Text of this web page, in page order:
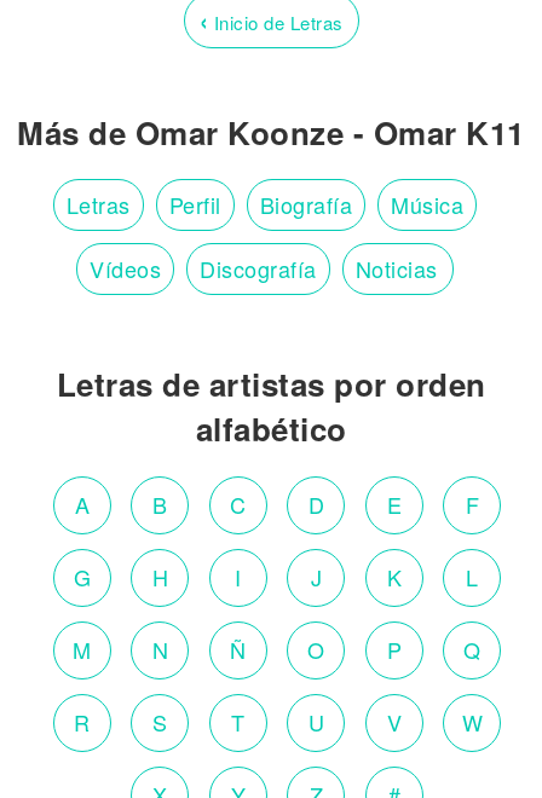
‹ Inicio de Letras
Más de Omar Koonze - Omar K11
Letras Perfil Biografía Música
Vídeos Discografía Noticias
Letras de artistas por orden
alfabético
A B C D E F
G H I J K L
M N Ñ O P Q
R S T U V W